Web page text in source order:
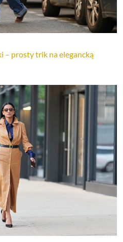
– prosty trik na elegancką